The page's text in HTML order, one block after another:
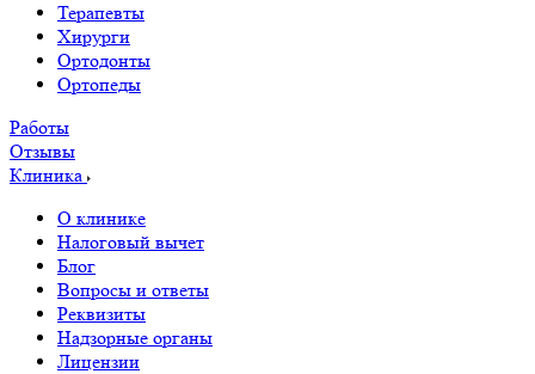
Терапевты
Хирурги
Ортодонты
Ортопеды
Работы
Отзывы
Клиника
О клинике
Налоговый вычет
Блог
Вопросы и ответы
Реквизиты
Надзорные органы
Лицензии